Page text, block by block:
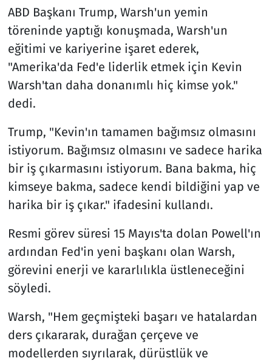
ABD Başkanı Trump, Warsh'un yemin
töreninde yaptığı konuşmada, Warsh'un
eğitimi ve kariyerine işaret ederek,
"Amerika'da Fed'e liderlik etmek için Kevin
Warsh'tan daha donanımlı hiç kimse yok."
dedi.
Trump, "Kevin'ın tamamen bağımsız olmasını
istiyorum. Bağımsız olmasını ve sadece harika
bir iş çıkarmasını istiyorum. Bana bakma, hiç
kimseye bakma, sadece kendi bildiğini yap ve
harika bir iş çıkar." ifadesini kullandı.
Resmi görev süresi 15 Mayıs'ta dolan Powell'ın
ardından Fed'in yeni başkanı olan Warsh,
görevini enerji ve kararlılıkla üstleneceğini
söyledi.
Warsh, "Hem geçmişteki başarı ve hatalardan
ders çıkararak, durağan çerçeve ve
modellerden sıyrılarak, dürüstlük ve